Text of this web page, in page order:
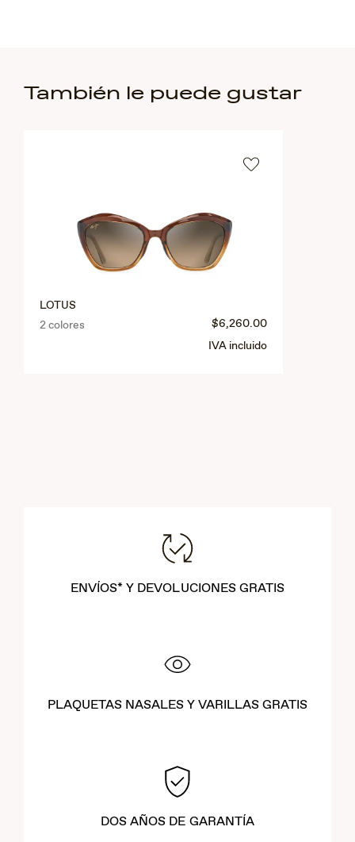
También le puede gustar
LOTUS
2 colores
$6,260.00
IVA incluido
ENVÍOS* Y DEVOLUCIONES GRATIS
PLAQUETAS NASALES Y VARILLAS GRATIS
DOS AÑOS DE GARANTÍA